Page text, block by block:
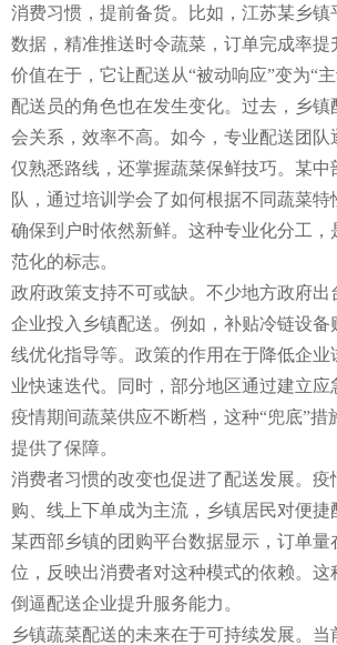
消费习惯，提前备货。比如，江苏某乡镇
数据，精准推送时令蔬菜，订单完成率提
价值在于，它让配送从“被动响应”变为“主
配送员的角色也在发生变化。过去，乡镇
会关系，效率不高。如今，专业配送团队
仅熟悉路线，还掌握蔬菜保鲜技巧。某中
队，通过培训学会了如何根据不同蔬菜特
确保到户时依然新鲜。这种专业化分工，
范化的标志。
政府政策支持不可或缺。不少地方政府出
企业投入乡镇配送。例如，补贴冷链设备
线优化指导等。政策的作用在于降低企业
业快速迭代。同时，部分地区通过建立应
疫情期间蔬菜供应不断档，这种“兜底”措
提供了保障。
消费者习惯的改变也促进了配送发展。疫
购、线上下单成为主流，乡镇居民对便捷
某西部乡镇的团购平台数据显示，订单量
位，反映出消费者对这种模式的依赖。这
倒逼配送企业提升服务能力。
乡镇蔬菜配送的未来在于可持续发展。